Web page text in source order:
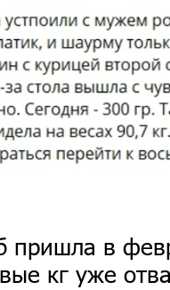
пришла в
кг уже